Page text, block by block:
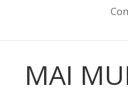
MAI